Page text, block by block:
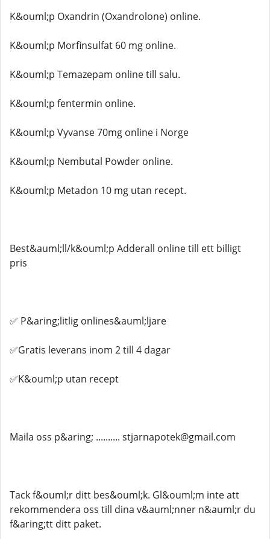
K&ouml;p Oxandrin (Oxandrolone) online.
K&ouml;p Morfinsulfat 60 mg online.
K&ouml;p Temazepam online till salu.
K&ouml;p fentermin online.
K&ouml;p Vyvanse 70mg online i Norge
K&ouml;p Nembutal Powder online.
K&ouml;p Metadon 10 mg utan recept.
Best&auml;ll/k&ouml;p Adderall online till ett billigt
pris
✅ P&aring;litlig onlines&auml;ljare
✅Gratis leverans inom 2 till 4 dagar
✅K&ouml;p utan recept
Maila oss p&aring; .......... stjarnapotek@gmail.com
Tack f&ouml;r ditt bes&ouml;k. Gl&ouml;m inte att
rekommendera oss till dina v&auml;nner n&auml;r du
f&aring;tt ditt paket.